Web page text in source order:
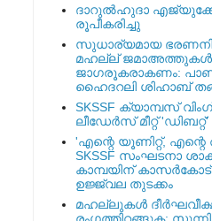
ദാറുല്‍ഹുദാ
രൂപീകരിച്ചു
സുധാര്യമായ
മഹല്ല് ജമാഅത്തുകള്‍
ജാഗരൂകരാകണം:
ഹൈദറലി ശിഹാബ്
SKSSF ക്യാമ്പസ്
ലീഡേർസ് മീറ്റ്
'എന്റെ യൂണിറ്റ്, എന്റെ
SKSSF സംഘടനാ
കാമ്പയിന്
ഉജ്ജ്വല തുടക്കം
മഹല്ലുകള്‍